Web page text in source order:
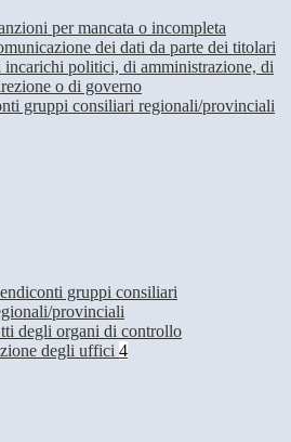
per mancata o incompleta
dei dati da parte dei titolari
incarichi politici, di amministrazione, di
o di governo
gruppi consiliari regionali/provinciali
gruppi consiliari
provinciali
degli organi di controllo
degli uffici 4